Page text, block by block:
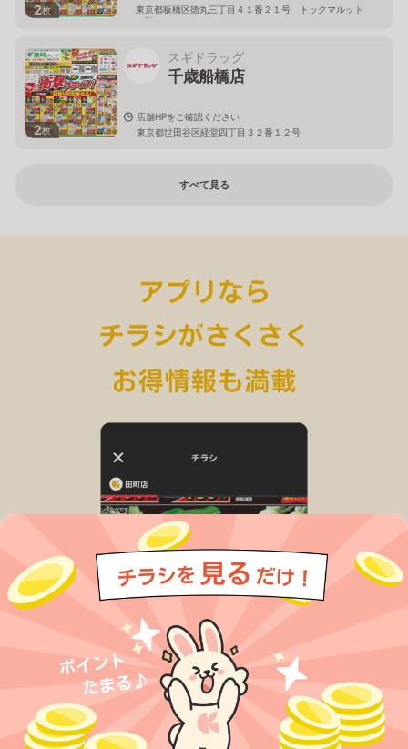
2枚
東京都板橋区徳丸三丁目４１番２１号 トックマルット
１階
2枚
スギドラッグ
千歳船橋店
店舗HPをご確認ください
東京都世田谷区経堂四丁目３２番１２号
すべて見る